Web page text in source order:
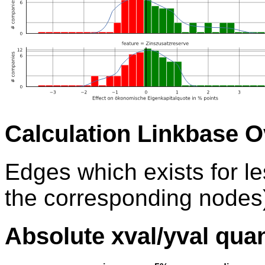
Calculation Linkbase
Edges which exists for
the corresponding
Absolute xval/yval